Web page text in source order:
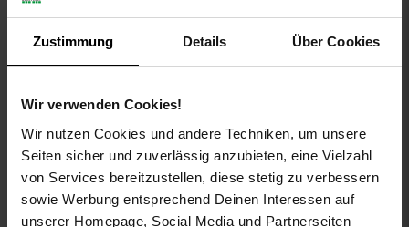
Zustimmung Details Über Cookies
Wir verwenden Cookies!
Wir nutzen Cookies und andere Techniken, um unsere
Seiten sicher und zuverlässig anzubieten, eine Vielzahl
von Services bereitzustellen, diese stetig zu verbessern
sowie Werbung entsprechend Deinen Interessen auf
unserer Homepage, Social Media und Partnerseiten
ab 148, ab 148,99 € Sternchen
UVP : 119,00€
95,99*
%